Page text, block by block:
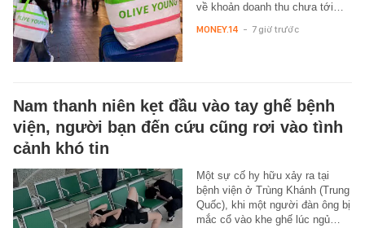
về khoản doanh thu chưa tới…
MONEY.14 - 7 giờ trước
Nam thanh niên kẹt đầu vào tay ghế bệnh
viện, người bạn đến cứu cũng rơi vào tình
cảnh khó tin
Một sự cố hy hữu xảy ra tại
bệnh viện ở Trùng Khánh (Trung
Quốc), khi một người đàn ông bị
mắc cổ vào khe ghế lúc ngủ…